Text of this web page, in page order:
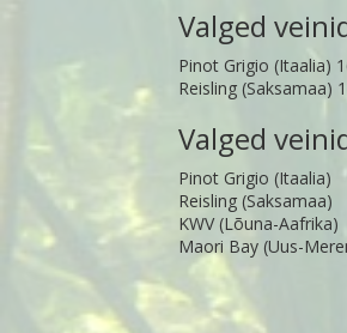
Valged
Pinot Grigio (Itaalia)
Reisling (Saksamaa)
Valged
Pinot Grigio (Itaalia)
Reisling (Saksamaa)
KWV (Lõuna-Aafrika)
Maori Bay (Uus-